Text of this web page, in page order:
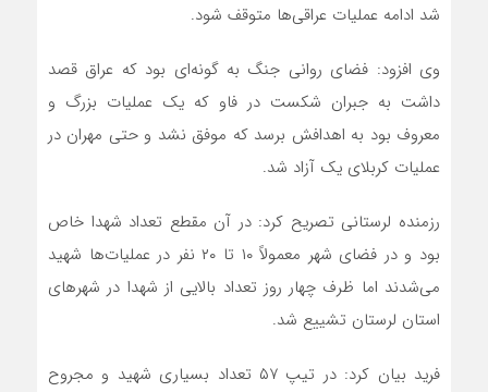
شد ادامه عملیات عراقی‌ها متوقف شود.
وی افزود: فضای روانی جنگ به گونه‌ای بود که عراق قصد
داشت به جبران شکست در فاو که یک عملیات بزرگ و
معروف بود به اهدافش برسد که موفق نشد و حتی مهران در
عملیات کربلای یک آزاد شد.
رزمنده لرستانی تصریح کرد: در آن مقطع تعداد شهدا خاص
بود و در فضای شهر معمولاً ۱۰ تا ۲۰ نفر در عملیات‌ها شهید
می‌شدند اما ظرف چهار روز تعداد بالایی از شهدا در شهر‌های
استان لرستان تشییع شد.
فرید بیان کرد: در تیپ ۵۷ تعداد بسیاری شهید و مجروح